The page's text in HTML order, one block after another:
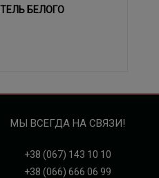
БЕЛОГО
МЫ ВСЕГДА НА СВЯЗИ!
+38 (067) 143 10 10
+38 (066) 666 06 99